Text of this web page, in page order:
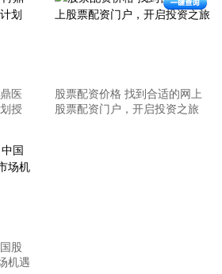
医
授
股票配资价格 找到合适的网上
股票配资门户，开启投资之旅
股
机遇